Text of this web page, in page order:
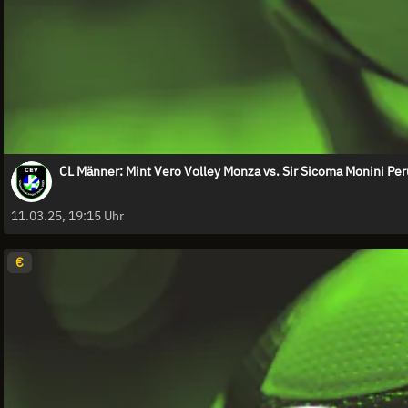
CL Männer: Mint Vero Volley Monza vs. Sir Sicoma Monini
11.03.25, 19:15 Uhr
€